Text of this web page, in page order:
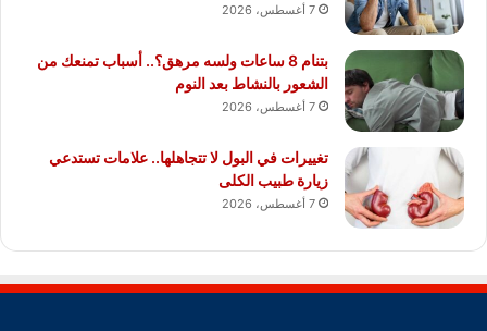
7 أغسطس، 2026
بتنام 8 ساعات ولسه مرهق؟.. أسباب تمنعك من
الشعور بالنشاط بعد النوم
7 أغسطس، 2026
تغييرات في البول لا تتجاهلها.. علامات تستدعي
زيارة طبيب الكلى
7 أغسطس، 2026